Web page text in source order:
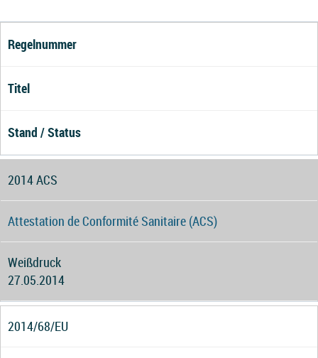
Regelnummer
Titel
Stand / Status
2014 ACS
Attestation de Conformité Sanitaire (ACS)
Weißdruck
27.05.2014
2014/68/EU